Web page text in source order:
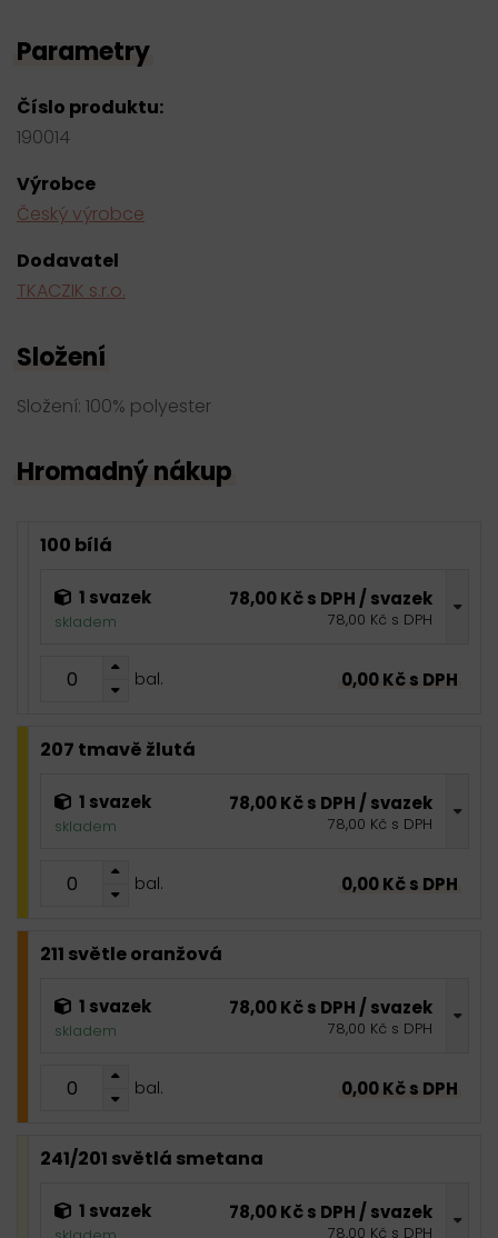
Parametry
Číslo produktu:
190014
Výrobce
Český výrobce
Dodavatel
TKACZIK s.r.o.
Složení
Složení: 100% polyester
Hromadný nákup
100 bílá
1 svazek
skladem
78,00 Kč s DPH / svazek
78,00 Kč s DPH
bal. 0,00 Kč s DPH
207 tmavě žlutá
1 svazek
skladem
78,00 Kč s DPH / svazek
78,00 Kč s DPH
bal. 0,00 Kč s DPH
211 světle oranžová
1 svazek
skladem
78,00 Kč s DPH / svazek
78,00 Kč s DPH
bal. 0,00 Kč s DPH
241/201 světlá smetana
1 svazek 78,00 Kč s DPH / svazek
78,00 Kč s DPH